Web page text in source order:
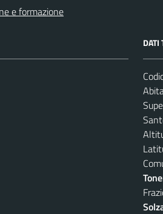
e formazione
DATI